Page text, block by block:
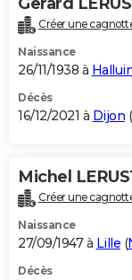
Créer une
Naissance
26/11/1938 à
Décès
16/12/2021 à Dijon (
Michel
Créer une
Naissance
27/09/1947 à Lille (
Décès